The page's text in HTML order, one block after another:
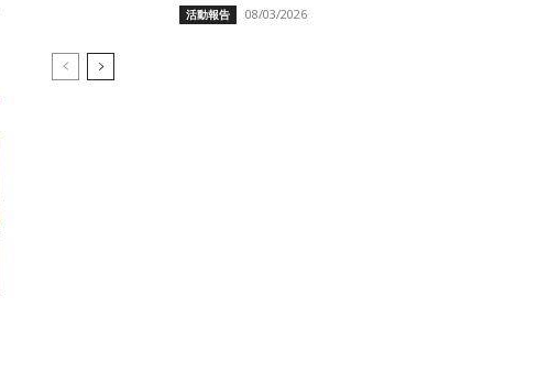
活動報告 08/03/2026